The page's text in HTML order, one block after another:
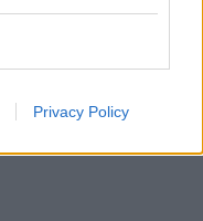
Privacy Policy